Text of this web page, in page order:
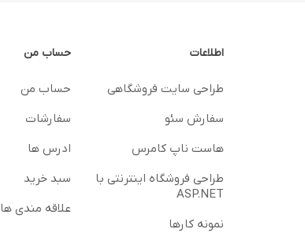
اطلاعات
طراحی سایت فروشگاهی
سفارش سئو
هاست ناپ کامرس
طراحی فروشگاه اینترنتی با
ASP.NET
نمونه کارها
حساب من
حساب من
سفارشات
ادرس ها
سبد خرید
علاقه مندی ها